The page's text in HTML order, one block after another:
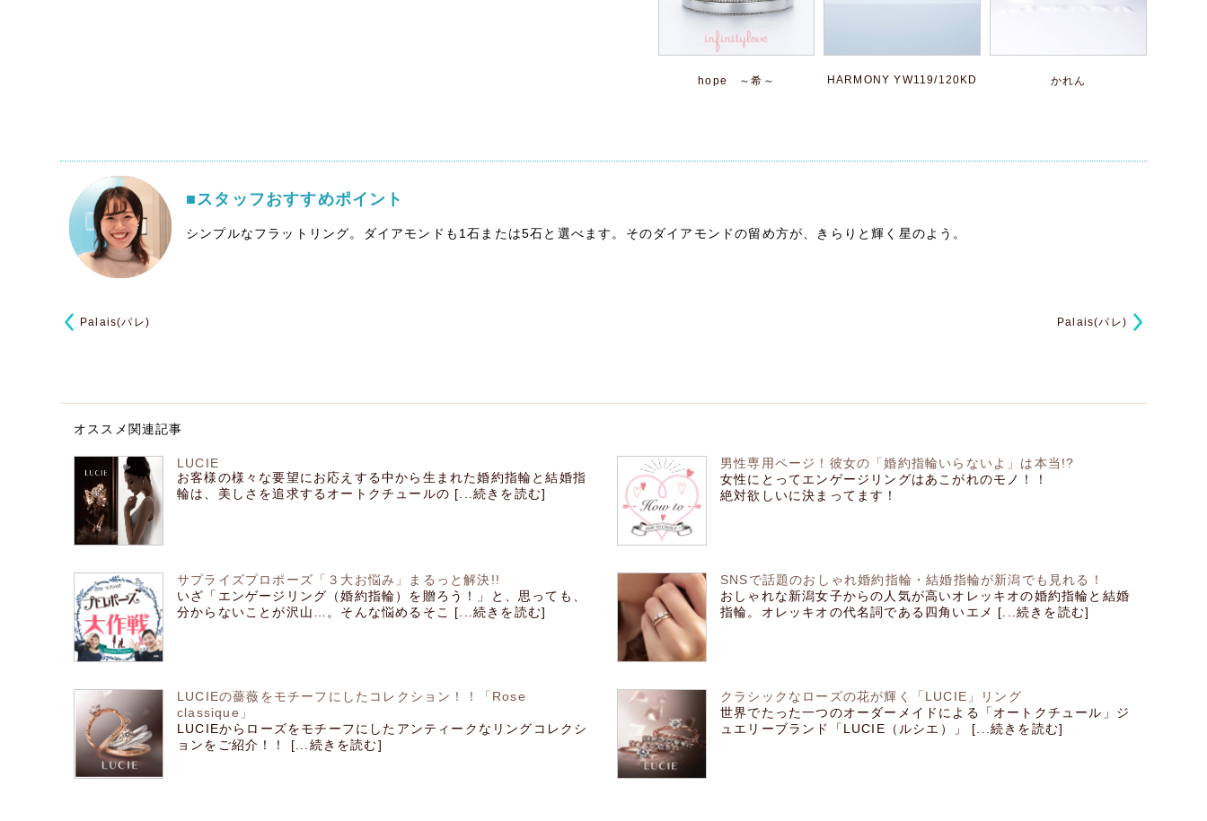
hope ～希～ HARMONY YW119/120KD かれん
■スタッフおすすめポイント
シンプルなフラットリング。ダイアモンドも1石または5石と選べます。そのダイアモンドの留め方が、きらりと輝く星のよう。
Palais(パレ)
Palais(パレ)
オススメ関連記事
LUCIE
お客様の様々な要望にお応えする中から生まれた婚約指輪と結婚指
輪は、美しさを追求するオートクチュールの [...続きを読む]
男性専用ページ！彼女の「婚約指輪いらないよ」は本当!?
女性にとってエンゲージリングはあこがれのモノ！！
絶対欲しいに決まってます！
サプライズプロポーズ「３大お悩み」まるっと解決!!
いざ「エンゲージリング（婚約指輪）を贈ろう！」と、思っても、
分からないことが沢山…。そんな悩めるそこ [...続きを読む]
SNSで話題のおしゃれ婚約指輪・結婚指輪が新潟でも見れる！
おしゃれな新潟女子からの人気が高いオレッキオの婚約指輪と結婚
指輪。オレッキオの代名詞である四角いエメ [...続きを読む]
LUCIEの薔薇をモチーフにしたコレクション！！「Rose
classique」
LUCIEからローズをモチーフにしたアンティークなリングコレクシ
ョンをご紹介！！ [...続きを読む]
クラシックなローズの花が輝く「LUCIE」リング
世界でたった一つのオーダーメイドによる「オートクチュール」ジ
ュエリーブランド「LUCIE（ルシエ）」 [...続きを読む]